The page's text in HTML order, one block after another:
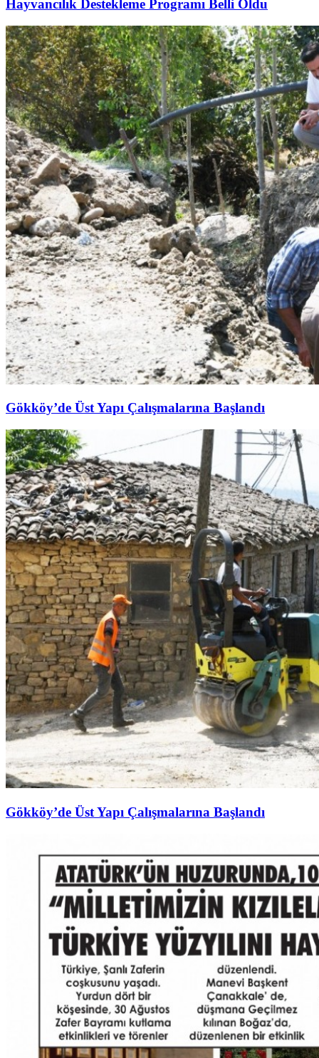
Hayvancılık Destekleme Programı Belli Oldu
Gökköy’de Üst Yapı Çalışmalarına Başlandı
Gökköy’de Üst Yapı Çalışmalarına Başlandı